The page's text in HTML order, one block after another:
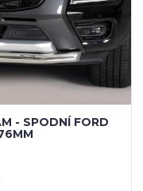
- SPODNÍ FORD